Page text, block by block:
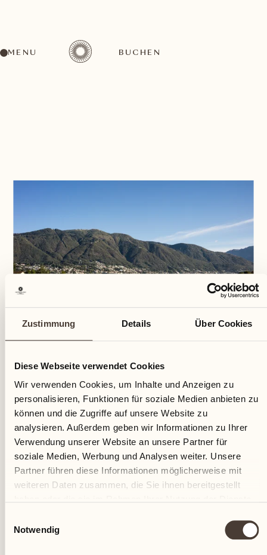
Zustimmung Details Über Cookies
Diese Webseite verwendet Cookies
Wir verwenden Cookies, um Inhalte und Anzeigen zu
personalisieren, Funktionen für soziale Medien anbieten zu
können und die Zugriffe auf unsere Website zu
analysieren. Außerdem geben wir Informationen zu Ihrer
Verwendung unserer Website an unsere Partner für
soziale Medien, Werbung und Analysen weiter. Unsere
Partner führen diese Informationen möglicherweise mit
weiteren Daten zusammen, die Sie ihnen bereitgestellt
Notwendig
MENU BUCHEN
Um die Entwicklung des Hauses auch in Zukunft zu
sichern, wurden im Winter 1992/93 und von
September 1993 bis Ende Juni 1994 in einer total 16-
monatigen Bauphase folgende Neuerungen realisiert:
Zugangsallee mit repräsentativem Empfangshof,
Erweiterung Castello "SPA & Beauty",
luxuriösen Pavillon Locarno mit 30 Betten.